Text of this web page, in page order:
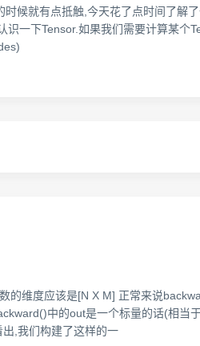
候就有点抵触,今天花了点时间了解
一下Tensor.如果我们需要计算某
维度应该是[N X M] 正常来说
中的out是一个标量的话(相当
,我们构建了这样的一